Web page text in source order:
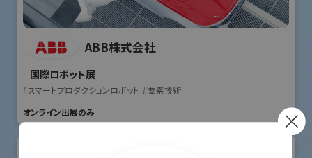
ABB株式会社
国際ロボット展
#スマートプロダクションロボット #要素技術
オンライン出展のみ